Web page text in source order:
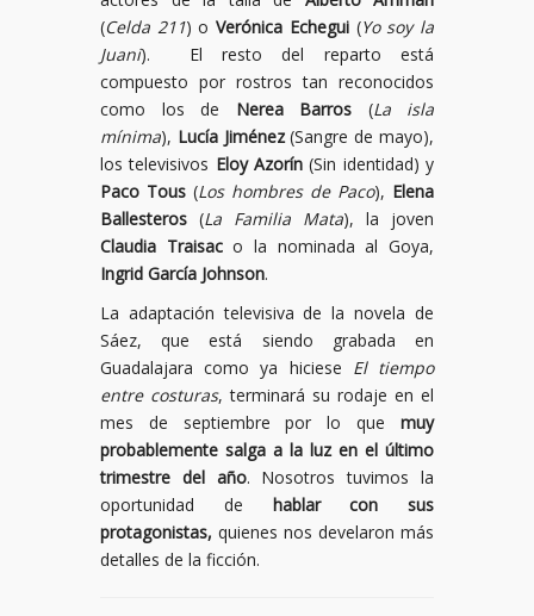
(Celda 211) oVerónica Echegui(Yo soy la
Juani). El resto del reparto está
compuesto por rostros tan reconocidos
como los de Nerea Barros (La isla
mínima), Lucía Jiménez(Sangre de mayo),
los televisivos Eloy Azorín (Sin identidad) y
Paco Tous (Los hombres de Paco), Elena
Ballesteros (La Familia Mata), la joven
Claudia Traisaco la nominada al Goya,
Ingrid García Johnson.
La adaptación televisiva de la novela de
Sáez, que está siendo grabada en
Guadalajara como ya hiciese El tiempo
entre costuras, terminará su rodaje en el
mes de septiembre por lo que muy
probablemente salga a la luz en el último
trimestre del año. Nosotros tuvimos la
oportunidad de hablar con sus
protagonistas, quienes nos develaron más
detalles de la ficción.